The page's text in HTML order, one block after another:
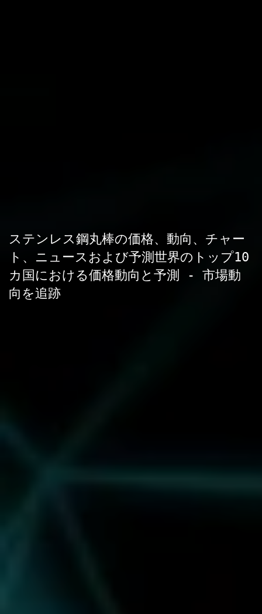
ステンレス鋼丸棒の価格、動向、チャー
ト、ニュースおよび予測世界のトップ10
カ国における価格動向と予測 - 市場動
向を追跡